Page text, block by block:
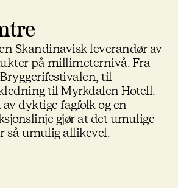
Skandinavisk leverandør av
på millimeternivå. Fra
til
til Myrkdalen Hotell.
dyktige fagfolk og en
gjør at det umulige
så umulig allikevel.